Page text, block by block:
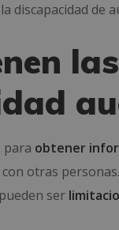
discapacidad de
para obtener
otras
ser